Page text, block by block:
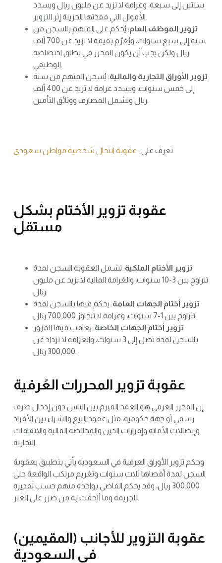
سنتين إلى سبعة، وغرامة لا تزيد عن مليون ريال ويسدد
الأموال التي فقدتها الخزينة إثر التزوير.
تزوير الموظف العام: يُحكم على المتهم بالسجن من
سنة إلى سبع سنوات، ويُغرّم بقيمة لا تزيد عن 700 ألف
ريال ولكن يجب أن يكون المحرر في نطاق اختصاصه
الوظيفي.
تزوير الأوراق التجارية والمالية: يُسجن المتهم من سنة
إلى خمس سنوات، ويسدد غرامة لا تزيد عن 400 ألف
ريال وتشمل المصارف ووثائق التأمين.
تعرف على : عقوبة انتحال شخصية مواطن سعودي
عقوبة تزوير الأختام بشكل
مستقل
تزوير الأختام الملكية: تشمل العقوبة السجن لمدة
تتراوح بين 3-10 سنوات، والغرامة المالية لا تزيد عن مليون
ريال.
تزوير أختام الجهات العامة: يحكم فيها بالسجن لمدة
تتراوح بين 1-7 سنوات، وغرامة لا تتجاوز 700,000 ريال.
تزوير أختام الجهات الخاصة: يعاقب فيها المزور
بالسجن لمدة تصل إلى 3 سنوات، والغرامة لا تزداد عن
300,000 ريال.
عقوبة تزوير المحررات العُرفية
إن المحرر العرفي هو العقد المبرم بين الناس دون إدخال طرف
رسمي أو جهة حكومية، مثل عقود البيع والشراء بين الأفراد
وإيصالات الأمانة وإقرارات الدين والمخالصة المالية والاتفاقات
التجارية.
وحكم تزوير الأوراق العرفية في السعودية يأتي بتطبيق بعقوبة
السجن لمدة أقصاها ثلاث سنوات وتغريم مرتكب الواقعة حتى
300,000 ريال، وقد يحكم القاضي بواحدة منهم حسب تقديره
للجريمة وما ألحقت به من ضرر على الغير.
عقوبة التزوير للأجانب (المقيمين)
في السعودية